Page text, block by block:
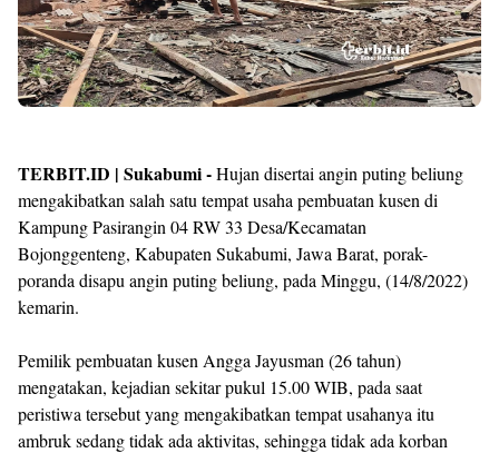
TERBIT.ID | Sukabumi -Hujan disertai angin puting beliung
mengakibatkan salah satu tempat usaha pembuatan kusen di
Kampung Pasirangin 04 RW 33 Desa/Kecamatan
Bojonggenteng, Kabupaten Sukabumi, Jawa Barat, porak-
poranda disapu angin puting beliung, pada Minggu, (14/8/2022)
kemarin.
Pemilik pembuatan kusen Angga Jayusman (26 tahun)
mengatakan, kejadian sekitar pukul 15.00 WIB, pada saat
peristiwa tersebut yang mengakibatkan tempat usahanya itu
ambruk sedang tidak ada aktivitas, sehingga tidak ada korban